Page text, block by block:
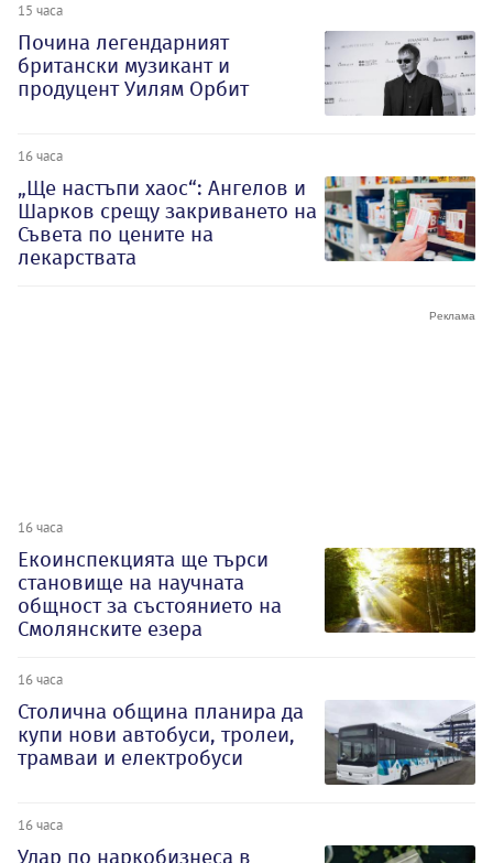
15 часа
Почина легендарният
британски музикант и
продуцент Уилям Орбит
16 часа
„Ще настъпи хаос“: Ангелов и
Шарков срещу закриването на
Съвета по цените на
лекарствата
16 часа
Екоинспекцията ще търси
становище на научната
общност за състоянието на
Смолянските езера
16 часа
Столична община планира да
купи нови автобуси, тролеи,
трамваи и електробуси
16 часа
Удар по наркобизнеса в